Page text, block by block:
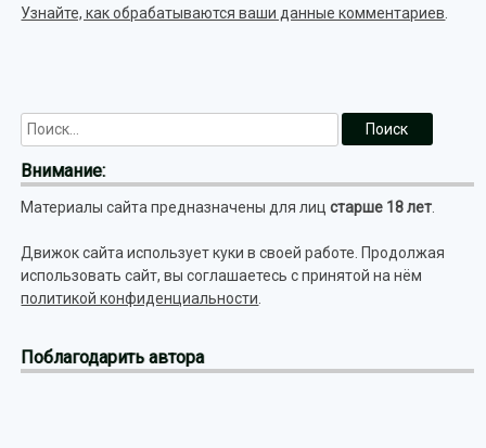
Узнайте, как обрабатываются ваши данные комментариев
Внимание:
Материалы сайта предназначены для лицстарше 18 лет
Движок сайта использует куки в своей работе. Продолжая
использовать сайт, вы соглашаетесь с принятой на нём
политикой конфиденциальности
Поблагодарить автора